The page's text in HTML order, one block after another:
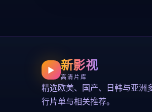
▶ 新影视
高清片库
精选欧美、国产、日韩与亚洲
行片单与相关推荐。